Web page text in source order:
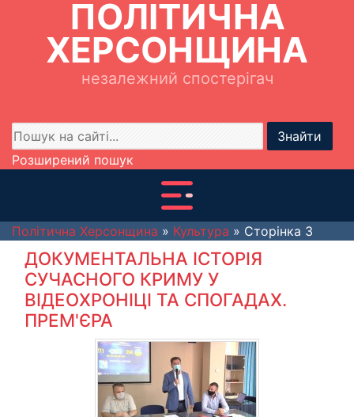
ПОЛІТИЧНА
ХЕРСОНЩИНА
незалежний спостерігач
Знайти
Розширений пошук
Політична Херсонщина » Культура » Сторінка 3
ДОКУМЕНТАЛЬНА ІСТОРІЯ
СУЧАСНОГО КРИМУ У
ВІДЕОХРОНІЦІ ТА СПОГАДАХ.
ПРЕМ'ЄРА